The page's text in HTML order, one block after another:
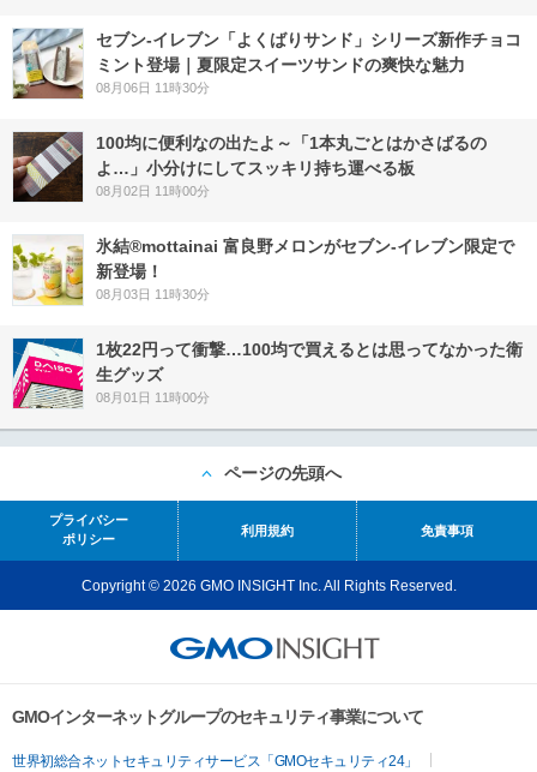
セブン‐イレブン「よくばりサンド」シリーズ新作チョコ
ミント登場｜夏限定スイーツサンドの爽快な魅力
08月06日 11時30分
100均に便利なの出たよ～「1本丸ごとはかさばるの
よ…」小分けにしてスッキリ持ち運べる板
08月02日 11時00分
氷結®mottainai 富良野メロンがセブン‐イレブン限定で
新登場！
08月03日 11時30分
1枚22円って衝撃…100均で買えるとは思ってなかった衛
生グッズ
08月01日 11時00分
ページの先頭へ
プライバシー
ポリシー
利用規約 免責事項
Copyright © 2026 GMO INSIGHT Inc. All Rights Reserved.
GMOインターネットグループのセキュリティ事業について
世界初総合ネットセキュリティサービス「GMOセキュリティ24」